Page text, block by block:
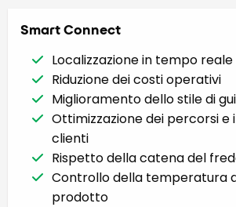
Smart Connect
Localizzazione in tempo
Riduzione dei costi operativi
Miglioramento dello stile di
Ottimizzazione dei percorsi e
clienti
Rispetto della catena del
Controllo della temperatura
prodotto